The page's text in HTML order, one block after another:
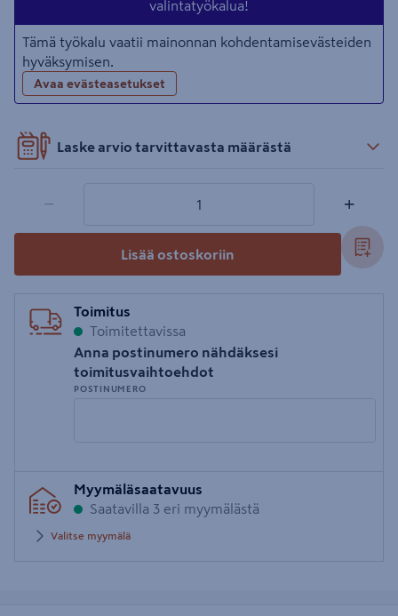
valintatyökalua!
Tämä työkalu vaatii mainonnan kohdentamisevästeiden
hyväksymisen.
Avaa evästeasetukset
Laske arvio tarvittavasta määrästä
− +
Lisää ostoskoriin
Toimitus
Toimitettavissa
Anna postinumero nähdäksesi
toimitusvaihtoehdot
POSTINUMERO
postinumero
Myymäläsaatavuus
Saatavilla 3 eri myymälästä
Valitse myymälä